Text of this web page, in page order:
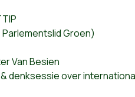
Groen)
Van Besien
denksessie over